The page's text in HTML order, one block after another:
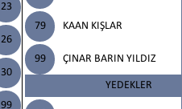
23
26
30
99
79 KAAN KIŞLAR
99 ÇINAR BARIN YILDIZ
YEDEKLER